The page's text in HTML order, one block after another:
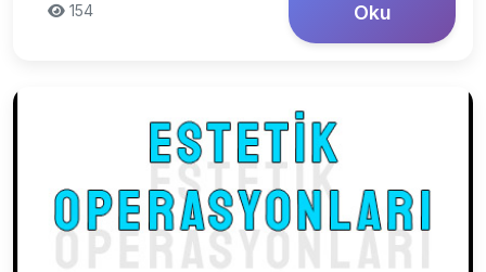
154
Oku